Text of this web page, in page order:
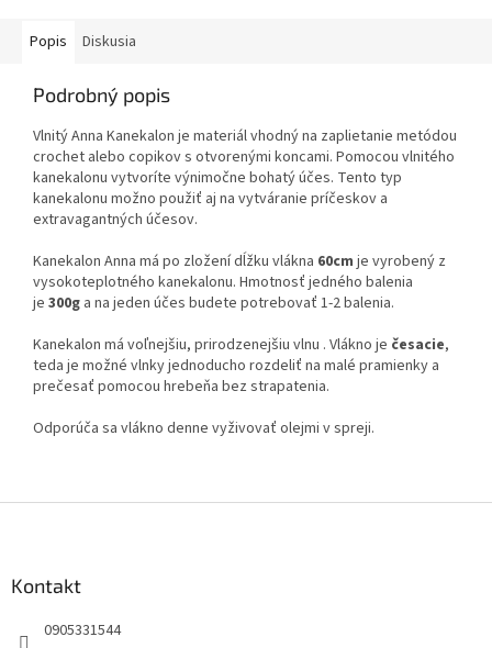
Popis Diskusia
Podrobný popis
Vlnitý Anna Kanekalon je materiál vhodný na zaplietanie metódou
crochet alebo copikov s otvorenými koncami. Pomocou vlnitého
kanekalonu vytvoríte výnimočne bohatý účes. Tento typ
kanekalonu možno použiť aj na vytváranie príčeskov a
extravagantných účesov.
Kanekalon Anna má po zložení dĺžku vlákna 60cm je vyrobený z
vysokoteplotného kanekalonu. Hmotnosť jedného balenia
je 300g a na jeden účes budete potrebovať 1-2 balenia.
Kanekalon má voľnejšiu, prirodzenejšiu vlnu . Vlákno je česacie,
teda je možné vlnky jednoducho rozdeliť na malé pramienky a
prečesať pomocou hrebeňa bez strapatenia.
Odporúča sa vlákno denne vyživovať olejmi v spreji.
Kontakt
0905331544